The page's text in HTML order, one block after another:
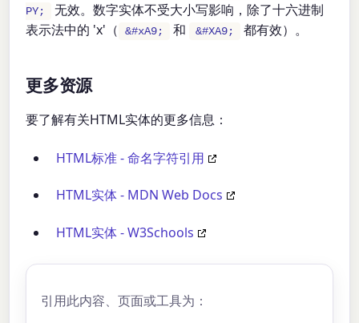
PY;
无效。数字实体不受大小写影响，除了十六进制
表示法中的 'x'（
&#xA9; 和 &#XA9; 都有效）。
更多资源
要了解有关HTML实体的更多信息：
HTML标准 - 命名字符引用
HTML实体 - MDN Web Docs
HTML实体 - W3Schools
引用此内容、页面或工具为：